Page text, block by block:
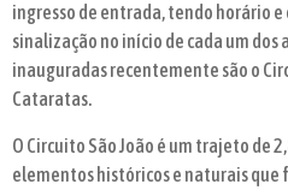
ingresso de entrada, tendo horário
sinalização no início de cada um dos
inauguradas recentemente são o
Cataratas.
O Circuito São João é um trajeto de
elementos históricos e naturais